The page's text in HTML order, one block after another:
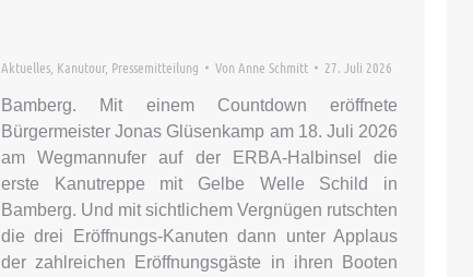
Aktuelles Kanutour, Pressemitteilung Von Anne Schmitt 27. Juli 2026
Bamberg. Mit einem Countdown eröffnete
Bürgermeister Jonas Glüsenkamp am 18. Juli 2026
am Wegmannufer auf der ERBA-Halbinsel die
erste Kanutreppe mit Gelbe Welle Schild in
Bamberg. Und mit sichtlichem Vergnügen rutschten
die drei Eröffnungs-Kanuten dann unter Applaus
der zahlreichen Eröffnungsgäste in ihren Booten